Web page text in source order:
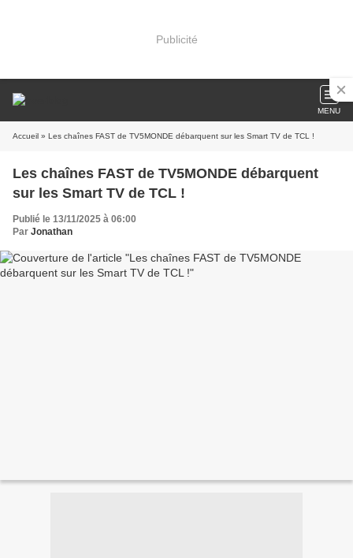
Publicité
MENU
Accueil » Les chaînes FAST de TV5MONDE débarquent sur les Smart TV de TCL !
Les chaînes FAST de TV5MONDE débarquent
sur les Smart TV de TCL !
Publié le 13/11/2025 à 06:00
Par Jonathan